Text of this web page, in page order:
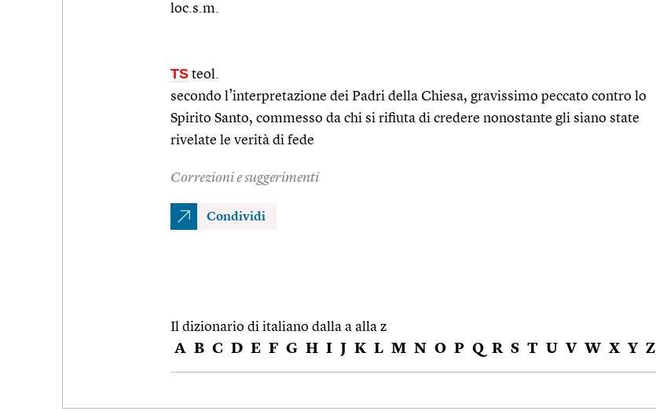
loc.s.m.
TS teol.
secondo l’interpretazione dei Padri della Chiesa, gravissimo peccato contro lo
Spirito Santo, commesso da chi si rifiuta di credere nonostante gli siano state
rivelate le verità di fede
Correzioni e suggerimenti
Condividi
Il dizionario di italiano dalla a alla z
A B C D E F G H I J K L M N O P Q R S T U V W X Y Z